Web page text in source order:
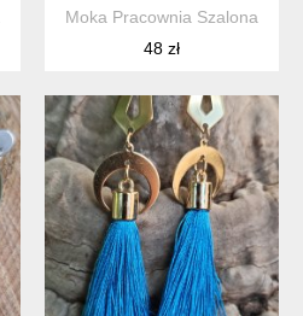
Moka Pracownia Szalona
48 zł